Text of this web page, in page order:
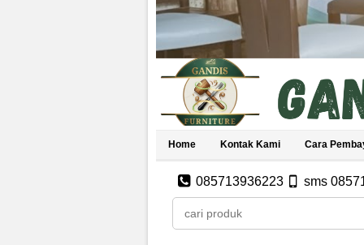
Home Kontak Kami Cara
085713936223 sms